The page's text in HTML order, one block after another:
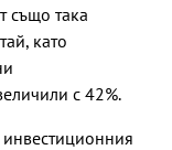
също така
като
с 42%.